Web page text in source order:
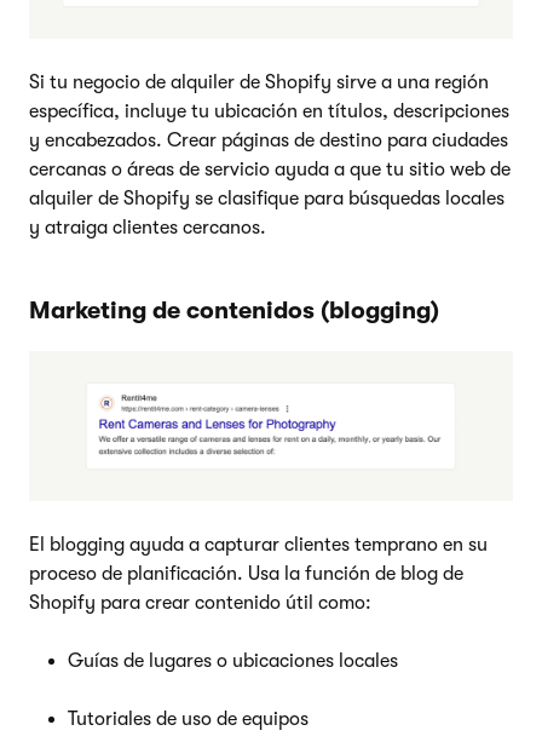
Si tu negocio de alquiler de Shopify sirve a una región
específica, incluye tu ubicación en títulos, descripciones
y encabezados. Crear páginas de destino para ciudades
cercanas o áreas de servicio ayuda a que tu sitio web de
alquiler de Shopify se clasifique para búsquedas locales
y atraiga clientes cercanos.
Marketing de contenidos (blogging)
El blogging ayuda a capturar clientes temprano en su
proceso de planificación. Usa la función de blog de
Shopify para crear contenido útil como:
Guías de lugares o ubicaciones locales
Tutoriales de uso de equipos